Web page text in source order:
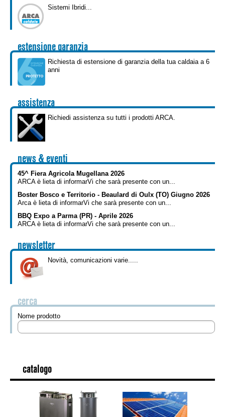
Kit idraulici
RO
ES
Sistemi Ibridi...
estensione garanzia
Richiesta di estensione di garanzia della tua caldaia a 6
anni
assistenza
Richiedi assistenza su tutti i prodotti ARCA.
news & eventi
45^ Fiera Agricola Mugellana 2026
ARCA è lieta di informarVi che sarà presente con un...
Boster Bosco e Territorio - Beaulard di Oulx (TO) Giugno 2026
Arca è lieta di informarVi che sarà presente con un...
BBQ Expo a Parma (PR) - Aprile 2026
ARCA è lieta di informarVi che sarà presente con un...
newsletter
Novità, comunicazioni varie.....
cerca
Nome prodotto
catalogo